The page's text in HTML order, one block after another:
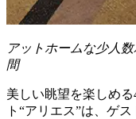
アットホームな少人
間
美しい眺望を楽しめ
ト“アリエス”は、ゲ